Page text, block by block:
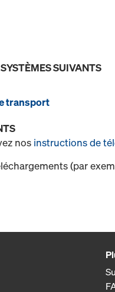
SUIVANTS
transport
nos instructions de
(par